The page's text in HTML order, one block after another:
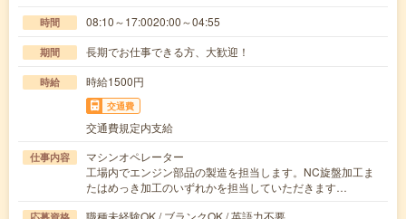
時間 08:10～17:0020:00～04:55
期間 長期でお仕事できる方、大歓迎！
時給 時給1500円
交通費
交通費規定内支給
仕事内容
マシンオペレーター
工場内でエンジン部品の製造を担当します。NC旋盤加工ま
たはめっき加工のいずれかを担当していただきます…
職種未経験OK / ブランクOK / 英語力不要